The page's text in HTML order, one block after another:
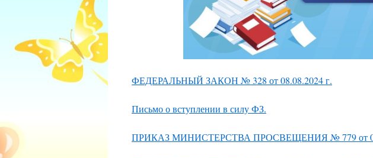
ФЕДЕРАЛЬНЫЙ ЗАКОН № 328 от 08.08.2024 г.
Письмо о вступлении в силу ФЗ.
ПРИКАЗ МИНИСТЕРСТВА ПРОСВЕЩЕНИЯ № 779 от